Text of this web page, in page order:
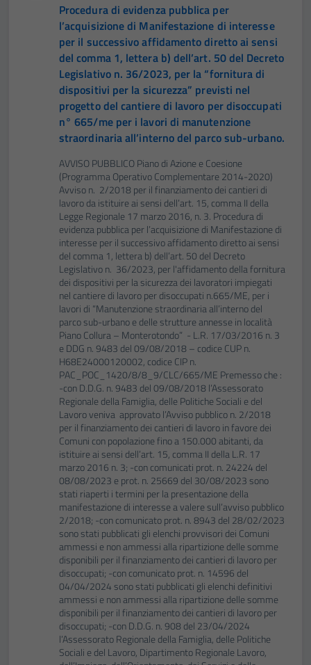
Procedura di evidenza pubblica per
l’acquisizione di Manifestazione di interesse
per il successivo affidamento diretto ai sensi
del comma 1, lettera b) dell’art. 50 del Decreto
Legislativo n. 36/2023, per la “fornitura di
dispositivi per la sicurezza” previsti nel
progetto del cantiere di lavoro per disoccupati
n° 665/me per i lavori di manutenzione
straordinaria all’interno del parco sub-urbano.
AVVISO PUBBLICO Piano di Azione e Coesione
(Programma Operativo Complementare 2014-2020)
Avviso n. 2/2018 per il finanziamento dei cantieri di
lavoro da istituire ai sensi dell’art. 15, comma II della
Legge Regionale 17 marzo 2016, n. 3. Procedura di
evidenza pubblica per l’acquisizione di Manifestazione di
interesse per il successivo affidamento diretto ai sensi
del comma 1, lettera b) dell’art. 50 del Decreto
Legislativo n. 36/2023, per l'affidamento della fornitura
dei dispositivi per la sicurezza dei lavoratori impiegati
nel cantiere di lavoro per disoccupati n.665/ME, per i
lavori di “Manutenzione straordinaria all’interno del
parco sub-urbano e delle strutture annesse in località
Piano Collura – Monterotondo” - L.R. 17/03/2016 n. 3
e DDG n. 9483 del 09/08/2018 – codice CUP n.
H68E24000120002, codice CIP n.
PAC_POC_1420/8/8_9/CLC/665/ME Premesso che :
-con D.D.G. n. 9483 del 09/08/2018 l’Assessorato
Regionale della Famiglia, delle Politiche Sociali e del
Lavoro veniva approvato l’Avviso pubblico n. 2/2018
per il finanziamento dei cantieri di lavoro in favore dei
Comuni con popolazione fino a 150.000 abitanti, da
istituire ai sensi dell’art. 15, comma II della L.R. 17
marzo 2016 n. 3; -con comunicati prot. n. 24224 del
08/08/2023 e prot. n. 25669 del 30/08/2023 sono
stati riaperti i termini per la presentazione della
manifestazione di interesse a valere sull’avviso pubblico
2/2018; -con comunicato prot. n. 8943 del 28/02/2023
sono stati pubblicati gli elenchi provvisori dei Comuni
ammessi e non ammessi alla ripartizione delle somme
disponibili per il finanziamento dei cantieri di lavoro per
disoccupati; -con comunicato prot. n. 14596 del
04/04/2024 sono stati pubblicati gli elenchi definitivi
ammessi e non ammessi alla ripartizione delle somme
disponibili per il finanziamento dei cantieri di lavoro per
disoccupati; -con D.D.G. n. 908 del 23/04/2024
l’Assessorato Regionale della Famiglia, delle Politiche
Sociali e del Lavoro, Dipartimento Regionale Lavoro,